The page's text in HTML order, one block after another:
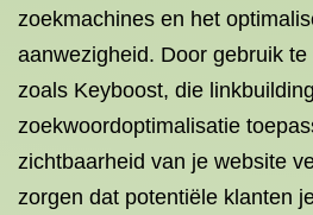
zoekmachines en het
aanwezigheid. Door gebruik
zoals Keyboost, die
zoekwoordoptimalisatie
zichtbaarheid van je website
zorgen dat potentiële klanten